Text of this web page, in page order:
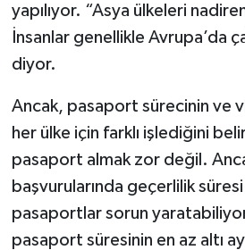
yapılıyor. “Asya ülkeleri
İnsanlar genellikle Avrupa’da
diyor.
Ancak, pasaport sürecinin ve
her ülke için farklı işlediğini
pasaport almak zor değil.
başvurularında geçerlilik süresi
pasaportlar sorun
pasaport süresinin en az altı